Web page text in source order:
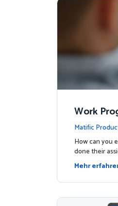
Work
Teachers
Matific
How can you
done their
Mehr